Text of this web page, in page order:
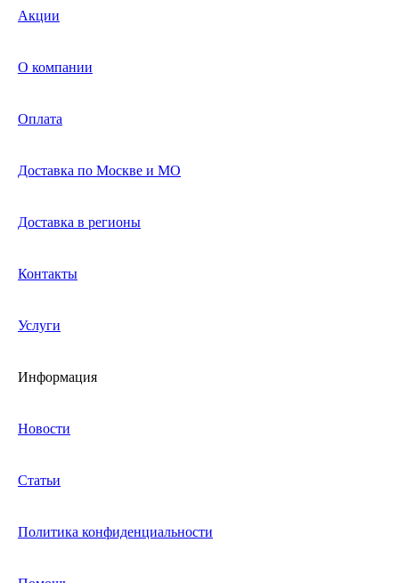
Акции
О компании
Оплата
Доставка по Москве и МО
Доставка в регионы
Контакты
Услуги
Информация
Новости
Статьи
Политика конфиденциальности